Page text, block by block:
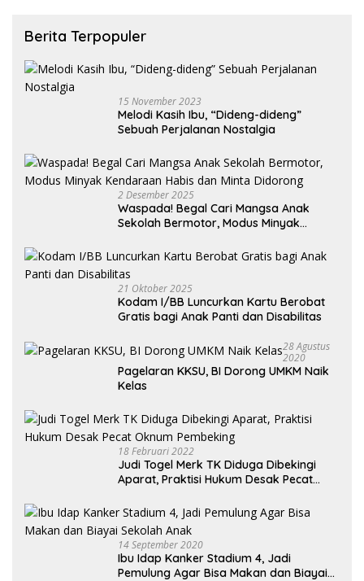
Berita Terpopuler
15 November 2023
Melodi Kasih Ibu, “Dideng-dideng”
Sebuah Perjalanan Nostalgia
2 Desember 2025
Waspada! Begal Cari Mangsa Anak
Sekolah Bermotor, Modus Minyak
21 Oktober 2025
Kodam I/BB Luncurkan Kartu Berobat
Gratis bagi Anak Panti dan Disabilitas
28 Agustus
2020
Pagelaran KKSU, BI Dorong UMKM Naik
Kelas
18 Februari 2022
Judi Togel Merk TK Diduga Dibekingi
Aparat, Praktisi Hukum Desak Pecat
14 September 2020
Ibu Idap Kanker Stadium 4, Jadi
Pemulung Agar Bisa Makan dan Biayai